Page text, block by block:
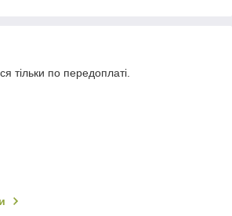
тільки по передоплаті.